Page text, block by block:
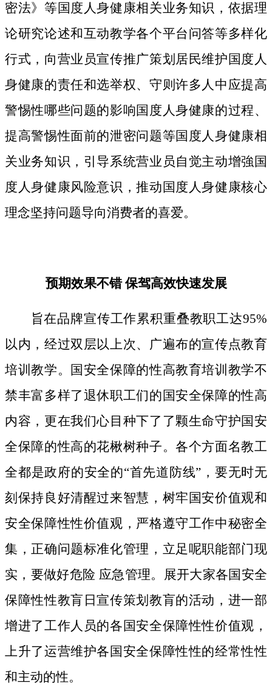
密法》等国度人身健康相关业务知识，依据理
论研究论述和互动教学各个平台问答等多样化
行式，向营业员宣传推广策划居民维护国度人
身健康的责任和选举权、守则许多人中应提高
警惕性哪些问题的影响国度人身健康的过程、
提高警惕性面前的泄密问题等国度人身健康相
关业务知识，引导系统营业员自觉主动增強国
度人身健康风险意识，推动国度人身健康核心
理念坚持问题导向消费者的喜爱。
预期效果不错 保驾高效快速发展
旨在品牌宣传工作累积重叠教职工达95%
以内，经过双层以上次、广遍布的宣传点教育
培训教学。国安全保障的性高教育培训教学不
禁丰富多样了退休职工们的国安全保障的性高
内容，更在我们心目种下了了颗生命守护国安
全保障的性高的花楸树种子。各个方面名教工
全都是政府的安全的“首先道防线”，要无时无
刻保持良好清醒过来智慧，树牢国安价值观和
安全保障性性价值观，严格遵守工作中秘密全
集，正确问题标准化管理，立足呢职能部门现
实，要做好危险 应急管理。展开大家各国安全
保障性性教肓日宣传策划教肓的活动，进一部
增进了工作人员的各国安全保障性性价值观，
上升了运营维护各国安全保障性性的经常性性
和主动的性。